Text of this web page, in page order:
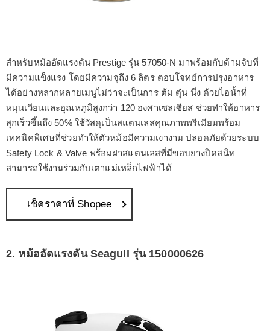
สำหรับหม้ออัดแรงดัน Prestige รุ่น 57050-N มาพร้อมกับด้ามจับที่
มีความแข็งแรง โดยมีความจุถึง 6 ลิตร ตอบโจทย์การปรุงอาหาร
ได้อย่างหลากหลายเมนูไม่ว่าจะเป็นการ ต้ม ตุ๋น นึ่ง ด้วยไอน้ำที่
หมุนเวียนและอุณหภูมิสูงกว่า 120 องศาเซลเซียส ช่วยทำให้อาหาร
สุกเร็วขึ้นถึง 50% ใช้วัสดุเป็นสแตนเลสคุณภาพพรีเมียมพร้อม
เทคนิคพิเศษที่ช่วยทำให้ตัวหม้อมีความเงางาม ปลอดภัยด้วยระบบ
Safety Lock & Valve พร้อมฝาสแตนเลสที่มีขอบยางปิดสนิท
สามารถใช้งานร่วมกับเตาแม่เหล็กไฟฟ้าได้
เช็คราคาที่ Shopee
2. หม้ออัดแรงดัน Seagull รุ่น 150000626